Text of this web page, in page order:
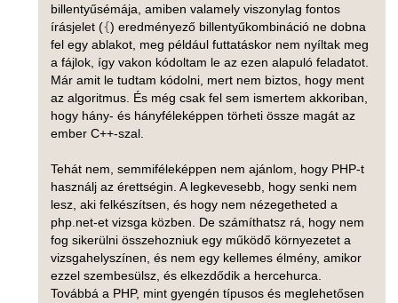
billentyűsémája, amiben valamely viszonylag fontos
írásjelet ({) eredményező billentyűkombináció ne dobna
fel egy ablakot, meg például futtatáskor nem nyíltak meg
a fájlok, így vakon kódoltam le az ezen alapuló feladatot.
Már amit le tudtam kódolni, mert nem biztos, hogy ment
az algoritmus. És még csak fel sem ismertem akkoriban,
hogy hány- és hányféleképpen törheti össze magát az
ember C++-szal.
Tehát nem, semmiféleképpen nem ajánlom, hogy PHP-t
használj az érettségin. A legkevesebb, hogy senki nem
lesz, aki felkészítsen, és hogy nem nézegetheted a
php.net-et vizsga közben. De számíthatsz rá, hogy nem
fog sikerülni összehozniuk egy működő környezetet a
vizsgahelyszínen, és nem egy kellemes élmény, amikor
ezzel szembesülsz, és elkezdődik a hercehurca.
Továbbá a PHP, mint gyengén típusos és meglehetősen